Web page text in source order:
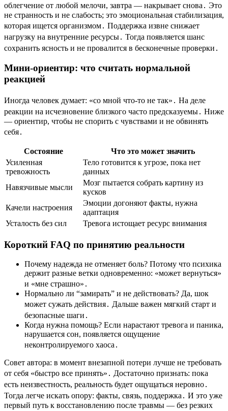
облегчение от любой мелочи, завтра — накрывает снова․ Это
не странность и не слабость; это эмоциональная стабилизация,
которая ищется организмом․ Поддержка извне снижает
нагрузку на внутренние ресурсы․ Тогда появляется шанс
сохранить ясность и не провалится в бесконечные проверки․
Мини-ориентир: что считать нормальной
реакцией
Иногда человек думает: «со мной что-то не так»․ На деле
реакции на исчезновение близкого часто предсказуемы․ Ниже
— ориентир, чтобы не спорить с чувствами и не обвинять
себя․
Состояние
Что это может значить
Усиленная
тревожность
Тело готовится к угрозе, пока нет
данных
Навязчивые мысли
Мозг пытается собрать картину из
кусков
Качели настроения
Эмоции догоняют факты, нужна
адаптация
Усталость без сил
Тревога истощает ресурс внимания
Короткий FAQ по принятию реальности
Почему надежда не отменяет боль? Потому что психика
держит разные ветки одновременно: «может вернуться»
и «мне страшно»․
Нормально ли “замирать” и не действовать? Да, шок
может сужать действия․ Дальше важен мягкий старт и
безопасные шаги․
Когда нужна помощь? Если нарастают тревога и паника,
нарушается сон, появляется ощущение
неконтролируемого хаоса․
Совет автора: в момент внезапной потери лучше не требовать
от себя «быстро все принять»․ Достаточно признать: пока
есть неизвестность, реальность будет ощущаться неровно․
Тогда легче искать опору: факты, связь, поддержка․ И это уже
первый путь к восстановлению после травмы — без резких